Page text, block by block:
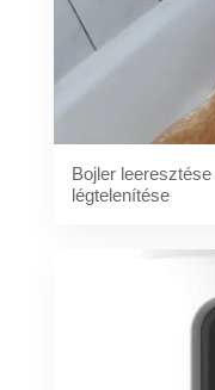
Bojler
légtelenítése